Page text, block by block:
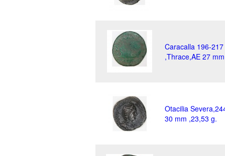
Caracalla 196-
,Thrace,AE 27
Otacilia
30 mm ,23,53 g.